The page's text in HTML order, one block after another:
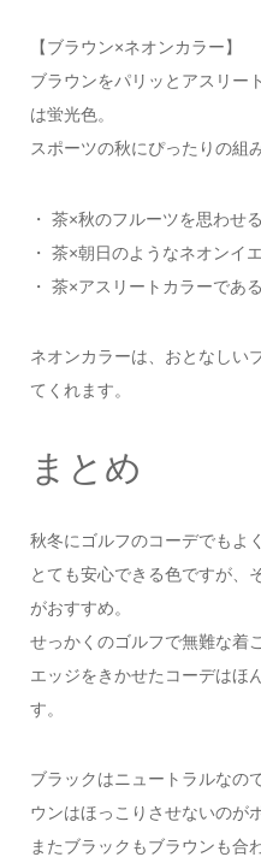
【ブラウン×ネオンカラー】
ブラウンをパリッとアスリー
は蛍光色。
スポーツの秋にぴったりの組
・ 茶×秋のフルーツを思わせ
・ 茶×朝日のようなネオンイ
・ 茶×アスリートカラーであ
ネオンカラーは、おとなしい
てくれます。
まとめ
秋冬にゴルフのコーデでもよ
とても安心できる色ですが、
がおすすめ。
せっかくのゴルフで無難な着
エッジをきかせたコーデはほ
す。
ブラックはニュートラルなの
ウンはほっこりさせないのが
またブラックもブラウンも合